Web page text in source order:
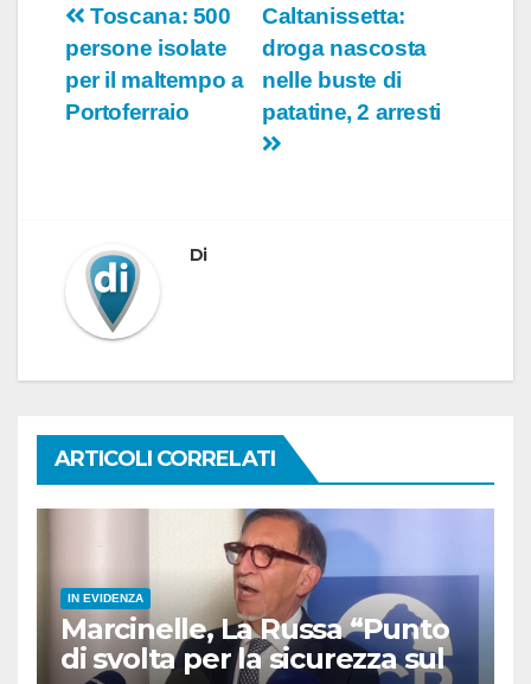
Navigazione
articoli
Caltanissetta:
droga nascosta
nelle buste di
patatine, 2 arresti
Toscana: 500
persone isolate
per il maltempo a
Portoferraio
Di
ARTICOLI CORRELATI
IN EVIDENZA
Marcinelle, La Russa “Punto
di svolta per la sicurezza sul